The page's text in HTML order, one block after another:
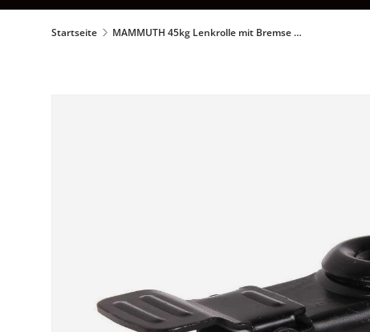
Startseite MAMMUTH 45kg Lenkrolle mit Bremse 50 x 23mm - PU Gewindestange – W050PSPB